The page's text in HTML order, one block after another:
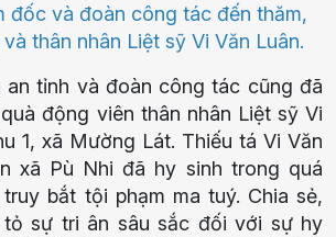
đốc và đoàn công tác đến thăm,
thân nhân Liệt sỹ Vi Văn Luân.
an tỉnh và đoàn công tác cũng đã
động viên thân nhân Liệt sỹ Vi
1, xã Mường Lát. Thiếu tá Vi Văn
xã Pù Nhi đã hy sinh trong quá
bắt tội phạm ma tuý. Chia sẻ,
sự tri ân sâu sắc đối với sự hy